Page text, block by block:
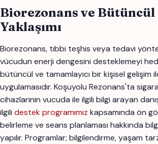
Biorezonans ve Bütüncül
Yaklaşımı
Biorezonans, tıbbi teşhis veya tedavi
vücudun enerji dengesini desteklemeyi
bütüncül ve tamamlayıcı bir kişisel gelişim
uygulamasıdır. Koşuyolu Rezonans'ta
cihazlarinin vucuda ile ilgili bilgi arayan
ilgili destek programımız kapsamında ön
belirleme ve seans planlaması hakkında
yapılır. Programlar; bilgilendirme, yaşam